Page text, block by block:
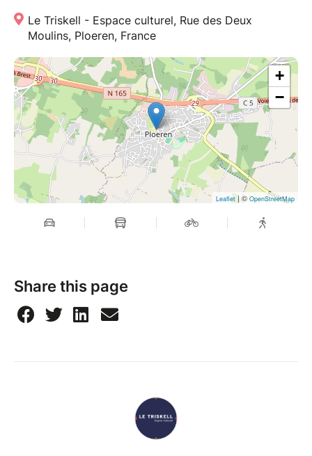
Le Triskell - Espace culturel, Rue des Deux
Moulins, Ploeren, France
+
−
Leaflet | © OpenStreetMap
Share this page